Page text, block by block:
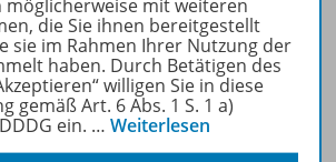
mit weiteren
die Sie ihnen bereitgestellt
sie im Rahmen Ihrer Nutzung der
haben. Durch Betätigen des
willigen Sie in diese
gemäß Art. 6 Abs. 1 S. 1 a)
ein. … Weiterlesen